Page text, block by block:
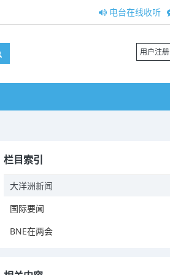
电台在线收听
用户注册
栏目索引
大洋洲新闻
国际要闻
BNE在两会